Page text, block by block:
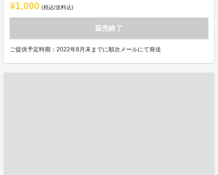
¥1,000 (税込/送料込)
販売終了
ご提供予定時期：2022年8月末までに順次メールにて発送